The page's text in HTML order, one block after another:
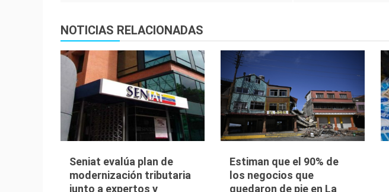
entradas
NOTICIAS RELACIONADAS
Seniat evalúa plan de
modernización tributaria
junto a expertos y
Estiman que el 90% de
los negocios que
quedaron de pie en La